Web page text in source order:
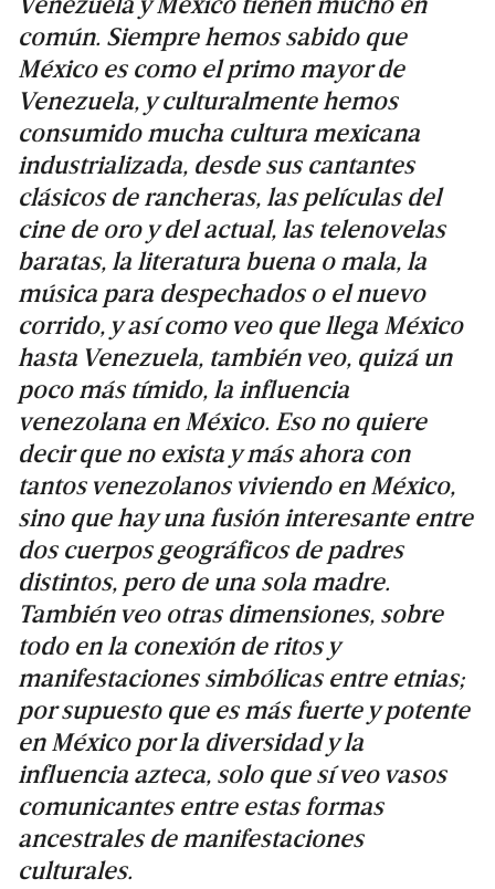
común. Siempre hemos sabido que
México es como el primo mayor de
Venezuela, y culturalmente hemos
consumido mucha cultura mexicana
industrializada, desde sus cantantes
clásicos de rancheras, las películas del
cine de oro y del actual, las telenovelas
baratas, la literatura buena o mala, la
música para despechados o el nuevo
corrido, y así como veo que llega México
hasta Venezuela, también veo, quizá un
poco más tímido, la influencia
venezolana en México. Eso no quiere
decir que no exista y más ahora con
tantos venezolanos viviendo en México,
sino que hay una fusión interesante entre
dos cuerpos geográficos de padres
distintos, pero de una sola madre.
También veo otras dimensiones, sobre
todo en la conexión de ritos y
manifestaciones simbólicas entre etnias;
por supuesto que es más fuerte y potente
en México por la diversidad y la
influencia azteca, solo que sí veo vasos
comunicantes entre estas formas
ancestrales de manifestaciones
culturales.